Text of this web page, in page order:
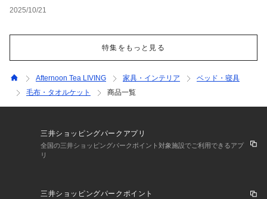
2025/10/21
特集をもっと見る
Afternoon Tea LIVING 家具・インテリア
ベッド・寝具
毛布・タオルケット
商品一覧
三井ショッピングパークアプリ
全国の三井ショッピングパークポイント対象施設でご利用できるアプ
リ
三井ショッピングパークポイント